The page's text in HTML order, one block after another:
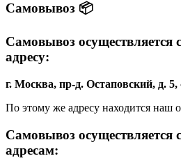
Самовывоз 📦
Самовывоз осуществляется
адресу:
г. Москва, пр-д. Остаповский, д.
По этому же адресу находится наш
Самовывоз осуществляется
адресам: